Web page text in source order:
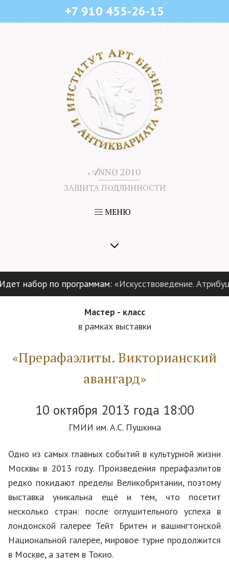
+7 910 455-26-15
𝒜NNO 2010
ЗАЩИТА ПОДЛИННОСТИ
МЕНЮ
набор по программам:«Искусствоведение.
Мастер - класс
в рамках выставки
«Прерафаэлиты. Викторианский
авангард»
10 октября 2013 года 18:00
ГМИИ им. А.С. Пушкина
Одно из самых главных событий в культурной жизни
Москвы в 2013 году. Произведения прерафаэлитов
редко покидают пределы Великобритании, поэтому
выставка уникальна ещё и тем, что посетит
несколько стран: после оглушительного успеха в
лондонской галерее Тейт Бритен и вашингтонской
Национальной галерее, мировое турне продолжится
в Москве, а затем в Токио.